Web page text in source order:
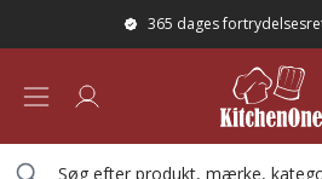
365 dages